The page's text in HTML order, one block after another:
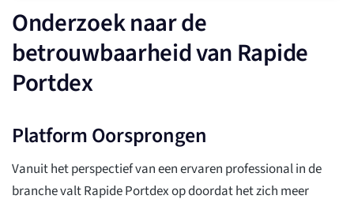
Onderzoek naar de
betrouwbaarheid van Rapide
Portdex
Platform Oorsprongen
Vanuit het perspectief van een ervaren professional in de
branche valt Rapide Portdex op doordat het zich meer